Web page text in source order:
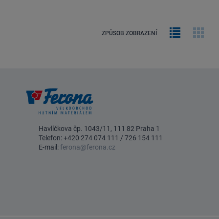
ZPŮSOB ZOBRAZENÍ
Řádkový
Havlíčkova čp. 1043/11, 111 82 Praha 1
Telefon:+420 274 074 111 /726 154 111
E-mail:ferona@ferona.cz